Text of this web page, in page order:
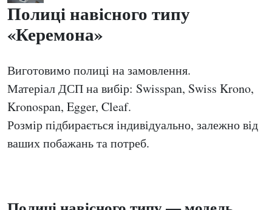
Полиці навісного типу
«Керемона»
Виготовимо полиці на замовлення.
Матеріал ДСП на вибір: Swisspan, Swiss Krono,
Kronospan, Egger, Cleaf.
Розмір підбирається індивідуально, залежно від
ваших побажань та потреб.